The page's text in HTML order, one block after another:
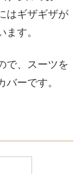
はギザギザが
す。
で、スーツを
ーです。